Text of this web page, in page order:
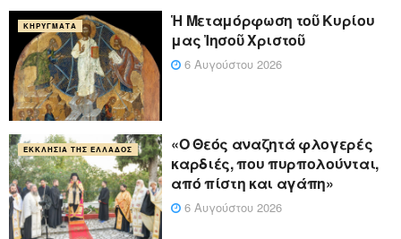
ΚΗΡΎΓΜΑΤΑ
Ἡ Μεταμόρφωση τοῦ Κυρίου
μας Ἰησοῦ Χριστοῦ
6 Αυγούστου 2026
ΕΚΚΛΗΣΊΑ ΤΗΣ ΕΛΛΆΔΟΣ
«Ο Θεός αναζητά φλογερές
καρδιές, που πυρπολούνται,
από πίστη και αγάπη»
6 Αυγούστου 2026